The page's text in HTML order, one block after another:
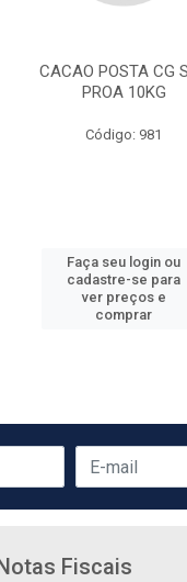
CACAO POSTA CG
PROA 10KG
Código: 981
Faça seu login ou
cadastre-se para
ver preços e
comprar
Fiscais